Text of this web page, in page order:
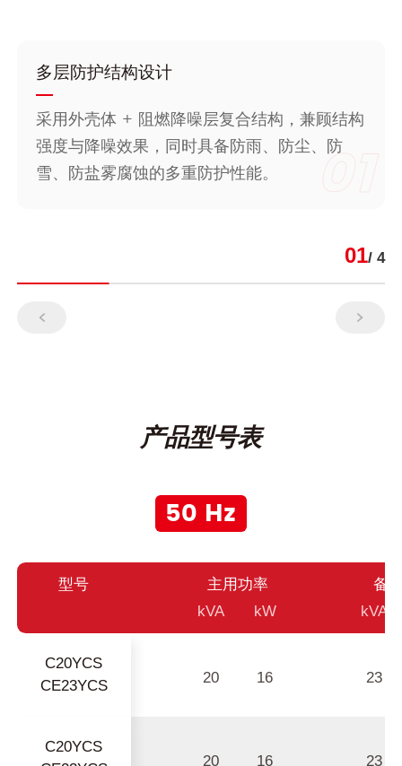
多层防护结构设计
采用外壳体 + 阻燃降噪层复合结构，兼顾结构
强度与降噪效果，同时具备防雨、防尘、防
雪、防盐雾腐蚀的多重防护性能。
01
01/ 4
产品型号表
50 Hz
型号
主用功率
kVA
kW
备
kVA
C20YCS
CE23YCS
20 16 23
C20YCS
20 16 23